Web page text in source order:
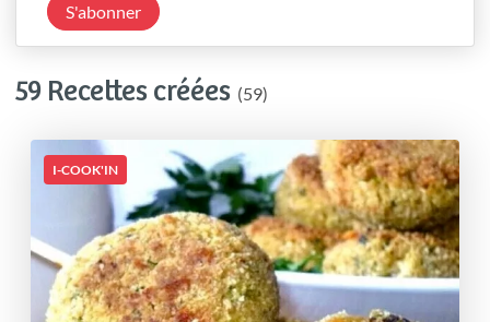
S'abonner
59 Recettes créées (59)
I-COOK'IN